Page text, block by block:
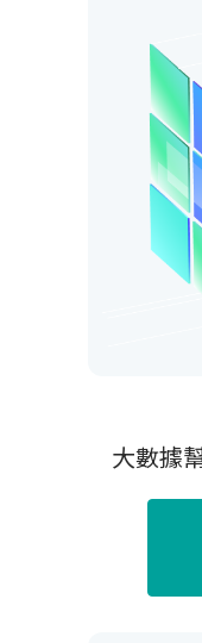
大數據